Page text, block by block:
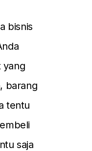
bisnis
yang
barang
tentu
saja